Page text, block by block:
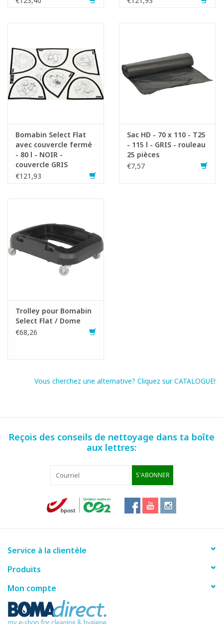
Bomabin Select Flat
avec couvercle fermé
- 80 l - NOIR -
couvercle GRIS
€121,93
Sac HD - 70 x 110 - T25
- 115 l - GRIS - rouleau
25 pièces
€7,57
Trolley pour Bomabin
Select Flat / Dome
€68,26
Vous cherchez une alternative? Cliquez sur CATALOGUE!
Reçois des conseils de nettoyage dans ta boîte
aux lettres:
S'ABONNER
Service à la clientèle
Produits
Mon compte